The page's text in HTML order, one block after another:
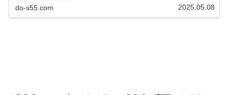
do-s55.com 2025.05.08